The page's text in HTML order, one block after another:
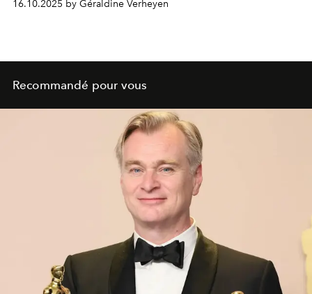
16.10.2025 by Géraldine Verheyen
Recommandé pour vous